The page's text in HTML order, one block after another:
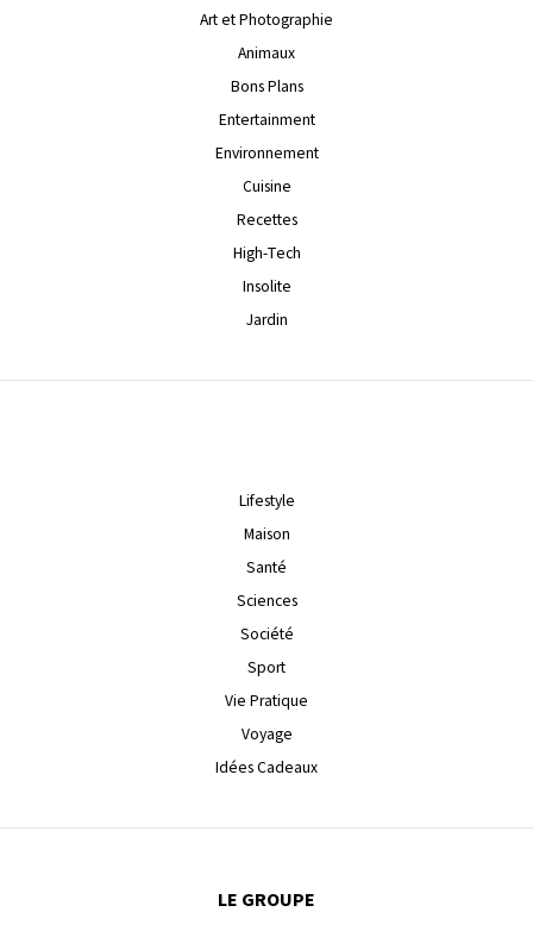
Art et Photographie
Animaux
Bons Plans
Entertainment
Environnement
Cuisine
Recettes
High-Tech
Insolite
Jardin
Lifestyle
Maison
Santé
Sciences
Société
Sport
Vie Pratique
Voyage
Idées Cadeaux
LE GROUPE